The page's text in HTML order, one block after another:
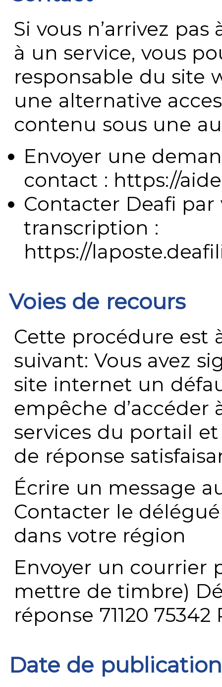
Si vous n’arrivez
à un service, vous
responsable du site
une alternative
contenu sous une
Envoyer une
contact : https://
Contacter Deafi
transcription :
https://
Voies de recours
Cette procédure est
suivant: Vous avez
site internet un
empêche
services du portail
de réponse
Écrire un message
Contacter le
dans votre région
Envoyer un courrier
mettre de timbre)
réponse 71120 75342
Date de publication